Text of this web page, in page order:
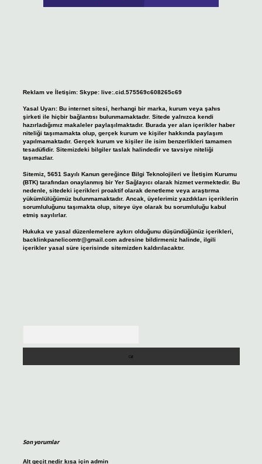
Reklam ve İletişim: Skype: live:.cid.575569c608265c69
Yasal Uyarı: Bu internet sitesi, herhangi bir marka, kurum veya şahıs
şirketi ile hiçbir bağlantısı bulunmamaktadır. Sitede yalnızca kendi
hazırladığımız makaleler paylaşılmaktadır. Burada yer alan içerikler haber
niteliği taşımamakta olup, gerçek kurum ve kişiler hakkında paylaşım
yapılmamaktadır. Gerçek kurum ve kişiler ile isim benzerlikleri tamamen
tesadüfidir. Sitemizdeki bilgiler taslak halindedir ve tavsiye niteliği
taşımazlar.
Sitemiz, 5651 Sayılı Kanun gereğince Bilgi Teknolojileri ve İletişim Kurumu
(BTK) tarafından onaylanmış bir Yer Sağlayıcı olarak hizmet vermektedir. Bu
nedenle, sitedeki içerikleri proaktif olarak denetleme veya araştırma
yükümlülüğümüz bulunmamaktadır. Ancak, üyelerimiz yazdıkları içeriklerin
sorumluluğunu taşımakta olup, siteye üye olarak bu sorumluluğu kabul
etmiş sayılırlar.
Hukuka ve yasal düzenlemelere aykırı olduğunu düşündüğünüz içerikleri,
backlinkpanelicomtr@gmail.comadresine bildirmeniz halinde, ilgili
içerikler yasal süre içerisinde sitemizden kaldırılacaktır.
Son yorumlar
Alt geçit nedir kısa için admin